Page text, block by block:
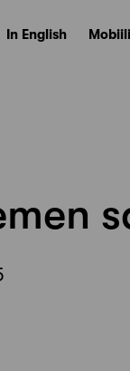
In English